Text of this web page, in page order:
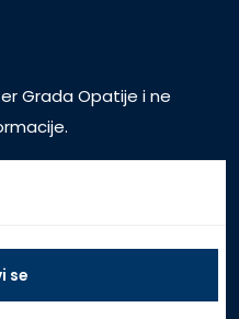
Grada Opatije i ne